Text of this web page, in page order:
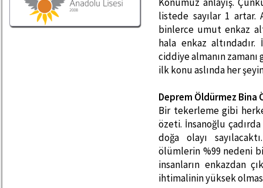
listede sayılar 1
binlerce umut enkaz
hala enkaz
ciddiye almanın
ilk konu aslında her
Deprem Öldürmez Bina
Bir tekerleme gibi
özeti. İnsanoğlu
doğa olayı
ölümlerin %99 nedeni
insanların enkazdan
ihtimalinin yüksek